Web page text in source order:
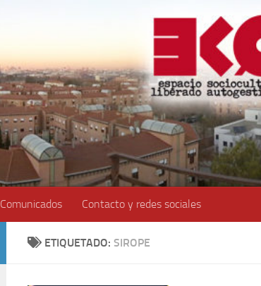
Comunicados Contacto y redes sociales
ETIQUETADO: SIROPE